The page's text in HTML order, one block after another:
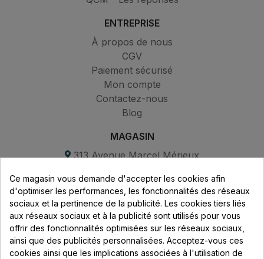
ENTREPRISE
À propos de nous
CGV
Paiement sécurisé
Mon compte
Contactez-nous
Blog
MAGASIN
313 Avenue Marcel Mérieux
69530 Brignais
Lundi au vendredi :
8h - 16h
uniquement sur Rendez-vous
Ce magasin vous demande d'accepter les cookies afin
d'optimiser les performances, les fonctionnalités des réseaux
sociaux et la pertinence de la publicité. Les cookies tiers liés
aux réseaux sociaux et à la publicité sont utilisés pour vous
offrir des fonctionnalités optimisées sur les réseaux sociaux,
ainsi que des publicités personnalisées. Acceptez-vous ces
cookies ainsi que les implications associées à l'utilisation de